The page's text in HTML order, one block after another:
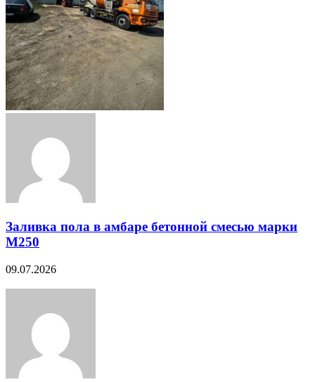
Заливка пола в амбаре бетонной смесью марки
М250
09.07.2026